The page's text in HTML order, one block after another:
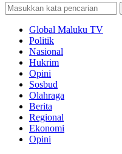
Global Maluku TV
Politik
Nasional
Hukrim
Opini
Sosbud
Olahraga
Berita
Regional
Ekonomi
Opini